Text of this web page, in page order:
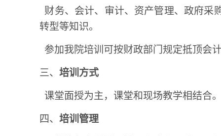
财务、会计、审计、资产管理、政府采
转型等知识。
参加我院培训可按财政部门规定抵顶会
三、 培训方式
课堂面授为主，课堂和现场教学相结合
四、 培训管理